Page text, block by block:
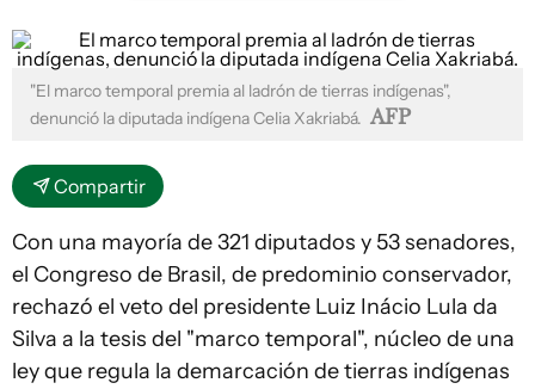
"El marco temporal premia al ladrón de tierras indígenas",
denunció la diputada indígena Celia Xakriabá. AFP
Compartir
Con una mayoría de 321 diputados y 53 senadores,
el Congreso de Brasil, de predominio conservador,
rechazó el veto del presidente Luiz Inácio Lula da
Silva a la tesis del "marco temporal", núcleo de una
ley que regula la demarcación de tierras indígenas